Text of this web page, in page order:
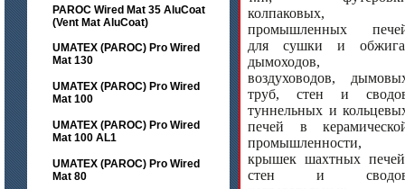
PAROC Wired Mat 35 AluCoat
(Vent Mat AluCoat)
UMATEX (PAROC) Pro Wired
Mat 130
UMATEX (PAROC) Pro Wired
Mat 100
UMATEX (PAROC) Pro Wired
Mat 100 AL1
UMATEX (PAROC) Pro Wired
Mat 80
колпаковых,
промышленных
для сушки и
дымоходов,
воздуховодов,
труб, стен и
туннельных и
печей в
промышленности,
крышек шахтных
стен и